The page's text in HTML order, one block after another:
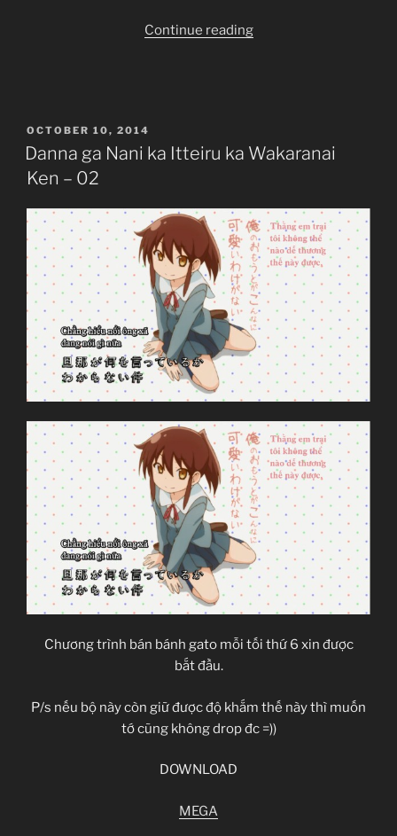
Continue reading“Danna
Wakaranai
03”
POSTED
ON
OCTOBER 10, 2014
Danna ga Nani ka Itteiru ka Wakaranai
Ken – 02
Chương trình bán bánh gato mỗi tối thứ 6 xin được
bắt đầu.
P/s nếu bộ này còn giữ được độ khắm thế này thì muốn
tớ cũng không drop đc =))
DOWNLOAD
MEGA